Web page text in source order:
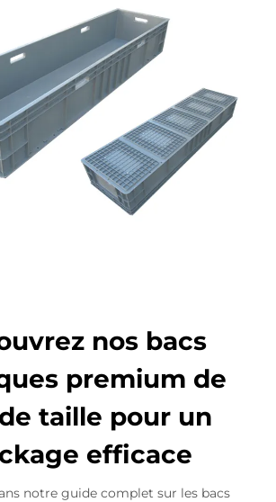
nos bacs
premium de
taille pour un
efficace
notre guide complet sur les bacs